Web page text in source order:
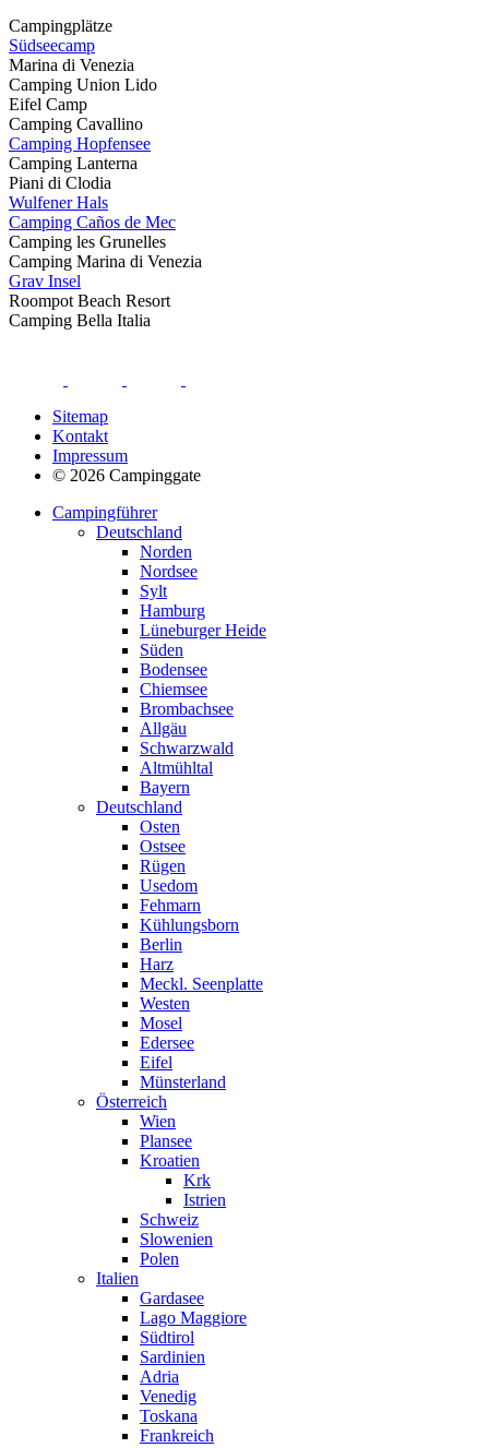
Campingplätze
Südseecamp
Marina di Venezia
Camping Union Lido
Eifel Camp
Camping Cavallino
Camping Hopfensee
Camping Lanterna
Piani di Clodia
Wulfener Hals
Camping Caños de Mec
Camping les Grunelles
Camping Marina di Venezia
Grav Insel
Roompot Beach Resort
Camping Bella Italia
Sitemap
Kontakt
Impressum
© 2026 Campinggate
Campingführer
Deutschland
Norden
Nordsee
Sylt
Hamburg
Lüneburger Heide
Süden
Bodensee
Chiemsee
Brombachsee
Allgäu
Schwarzwald
Altmühltal
Bayern
Deutschland
Osten
Ostsee
Rügen
Usedom
Fehmarn
Kühlungsborn
Berlin
Harz
Meckl. Seenplatte
Westen
Mosel
Edersee
Eifel
Münsterland
Österreich
Wien
Plansee
Kroatien
Krk
Istrien
Schweiz
Slowenien
Polen
Italien
Gardasee
Lago Maggiore
Südtirol
Sardinien
Adria
Venedig
Toskana
Frankreich